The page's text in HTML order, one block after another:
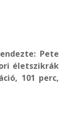
Pete
életszikrák
101 perc,